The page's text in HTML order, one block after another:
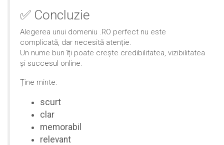
✅ Concluzie
Alegerea unui domeniu .RO perfect nu este
complicată, dar necesită atenție.
Un nume bun îți poate crește credibilitatea, vizibilitatea
și succesul online.
Ține minte:
scurt
clar
memorabil
relevant